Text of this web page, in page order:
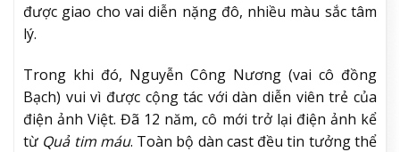
được giao cho vai diễn nặng đô, nhiều màu sắc tâm
lý.
Trong khi đó, Nguyễn Công Nương (vai cô đồng
Bạch) vui vì được cộng tác với dàn diễn viên trẻ của
điện ảnh Việt. Đã 12 năm, cô mới trở lại điện ảnh kể
từ Quả tim máu. Toàn bộ dàn cast đều tin tưởng thể